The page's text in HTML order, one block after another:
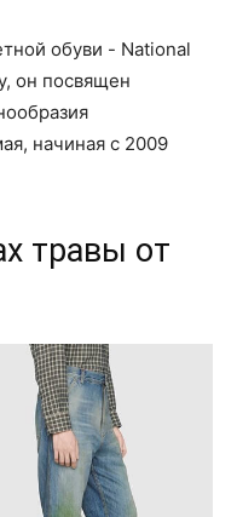
обуви - National
он посвящен
начиная с 2009
травы от